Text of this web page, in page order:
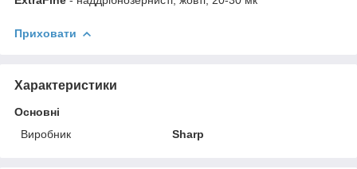
Приховати
Характеристики
Основні
Виробник
Sharp